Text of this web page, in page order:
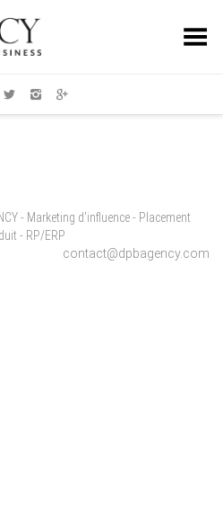
Toggle Menu
- Marketing d'influence - Placement
- RP/ERP
contact@dpbagency.com